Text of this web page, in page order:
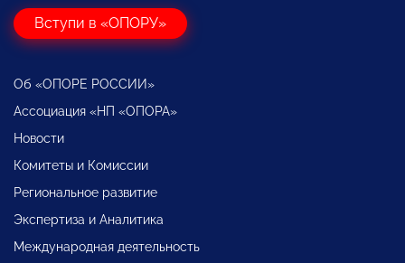
Вступи в «ОПОРУ»
Об «ОПОРЕ РОССИИ»
Ассоциация «НП «ОПОРА»
Новости
Комитеты и Комиссии
Региональное развитие
Экспертиза и Аналитика
Международная деятельность